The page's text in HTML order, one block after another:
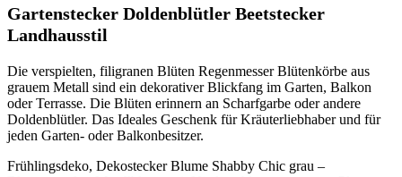
Gartenstecker Doldenblütler Beetstecker
Landhausstil
Die verspielten, filigranen Blüten Regenmesser Blütenkörbe aus
grauem Metall sind ein dekorativer Blickfang im Garten, Balkon
oder Terrasse. Die Blüten erinnern an Scharfgarbe oder andere
Doldenblütler. Das Ideales Geschenk für Kräuterliebhaber und für
jeden Garten- oder Balkonbesitzer.
Frühlingsdeko, Dekostecker Blume Shabby Chic grau –